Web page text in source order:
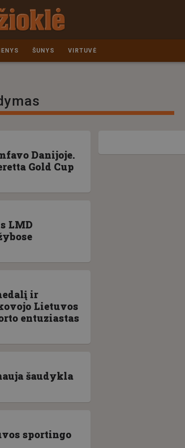
ŠUNYS VIRTUVĖ
Danijoje.
Gold Cup
LMD
ir
Lietuvos
entuziastas
šaudykla
sportingo